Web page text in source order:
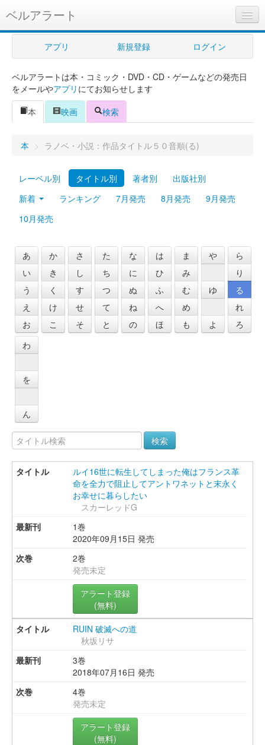
ベルアラート
ベルアラートとは
ヘルプ
新規登録
ログイン
Myシェルフ
プレミアム
アプリ 新規登録 ログイン
ベルアラートは本・コミック・DVD・CD・ゲームなどの発売日
をメールやアプリ にてお知らせします
本
映画 検索
本 > ラノベ・小説：作品タイトル５０音順(る)
レーベル別 タイトル別 著者別
出版社別
新着
ランキング 7月発売 8月発売
9月発売
10月発売
あ
い
う
え
お
か
き
く
け
こ
さ
し
す
せ
そ
た
ち
つ
て
と
な
に
ぬ
ね
の
は
ひ
ふ
へ
ほ
ま
み
む
め
も
や
ゆ
よ
ら
り
る
れ
ろ
わ
を
ん
検索
ルイ16世に転生してしまった俺はフランス革
命を全力で阻止してアントワネットと末永く
お幸せに暮らしたい
スカーレッドG
1巻
2020年09月15日 発売
2巻
発売未定
アラート登録
(無料)
RUIN 破滅への道
秋坂リサ
3巻
2018年07月16日 発売
4巻
発売未定
アラート登録
(無料)